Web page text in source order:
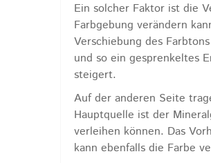
Ein solcher Faktor ist die
Farbgebung verändern
Verschiebung des
und so ein gesprenkeltes
steigert.
Auf der anderen Seite
Hauptquelle ist der
verleihen können. Das
kann ebenfalls die Farbe